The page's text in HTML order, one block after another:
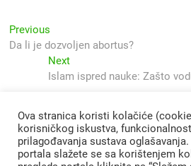
Navigacija
objava
Previous
post:
Da li je dozvoljen abortus?
NextNext
post:
Islam ispred nauke: Zašto
Ova stranica koristi kolačiće
korisničkog iskustva,
prilagođavanja sustava
portala slažete se sa korištenjem